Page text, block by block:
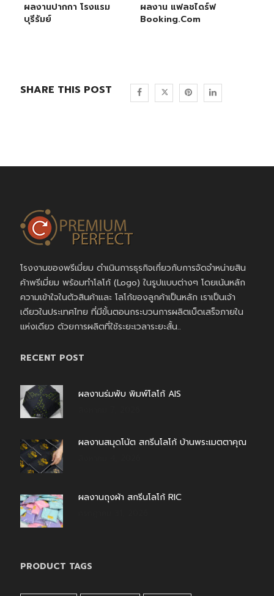
ผลงานปากกา โรงแรม
บุรีรัมย์
ผลงาน แฟลชไดร์ฟ
Booking.com
SHARE THIS POST
โรงงานของพรีเมี่ยม ดำเนินการธุรกิจเกี่ยวกับการจัดจำหน่ายสิน
ค้าพรีเมี่ยม พร้อมทำโลโก้ (Logo) ในรูปแบบต่างๆ โดยเน้นหลัก
ความเข้าใจในตัวสินค้าและ โลโก้ของลูกค้าเป็นหลัก เราเป็นเจ้า
เดียวในประเทศไทย ที่มีขั้นตอนกระบวนการผลิตเบ็ดเสร็จภายใน
แห่งเดียว ด้วยการผลิตที่ใช้ระยะเวลาระยะสั้น..
RECENT POST
ผลงานร่มพับ พิมพ์โลโก้ AIS
ผลงานสมุดโน้ต สกรีนโลโก้ บ้านพระเมตตาคุณ
ผลงานถุงผ้า สกรีนโลโก้ RIC
PRODUCT TAGS